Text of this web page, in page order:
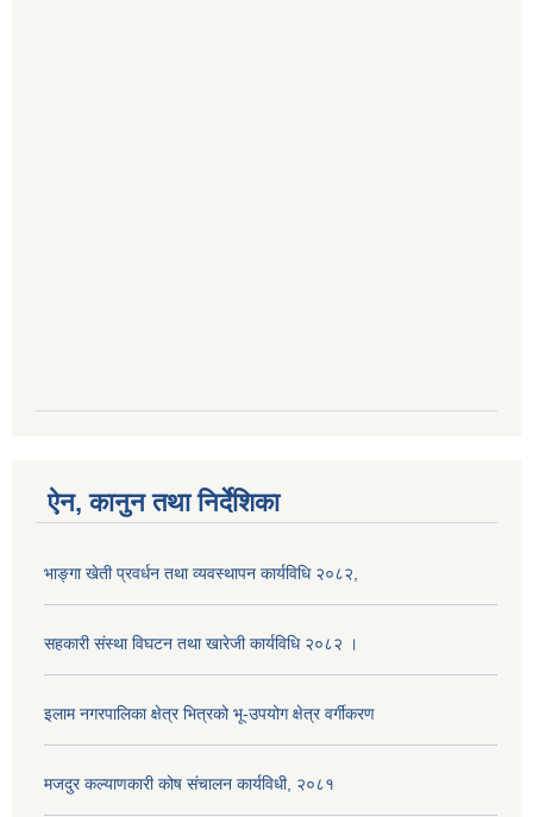
ऐन, कानुन तथा निर्देशिका
भाङ्गा खेती प्रवर्धन तथा व्यवस्थापन कार्यविधि २०८२,
सहकारी संस्था विघटन तथा खारेजी कार्यविधि २०८२ ।
इलाम नगरपालिका क्षेत्र भित्रको भू-उपयोग क्षेत्र वर्गीकरण
मजदुर कल्याणकारी कोष संचालन कार्यविधी, २०८१